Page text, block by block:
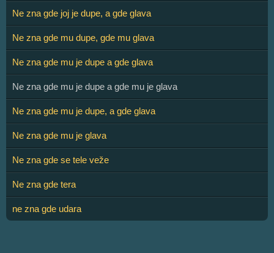
Ne zna gde joj je dupe, a gde glava
Ne zna gde mu dupe, gde mu glava
Ne zna gde mu je dupe a gde glava
Ne zna gde mu je dupe a gde mu je glava
Ne zna gde mu je dupe, a gde glava
Ne zna gde mu je glava
Ne zna gde se tele veže
Ne zna gde tera
ne zna gde udara